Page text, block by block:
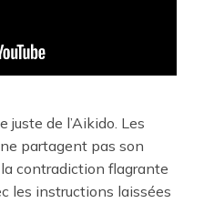
juste de l’Aikido. Les
partagent pas son
la contradiction flagrante
les instructions laissées